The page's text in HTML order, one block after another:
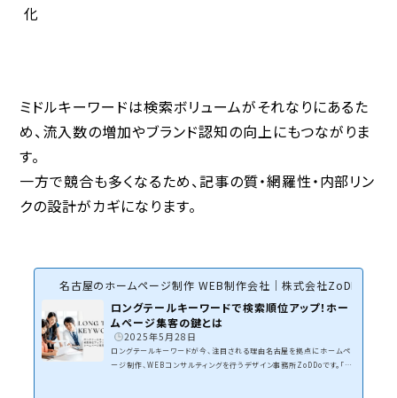
化
ミドルキーワードは検索ボリュームがそれなりにあるた
め、流入数の増加やブランド認知の向上にもつながりま
す。
一方で競合も多くなるため、記事の質・網羅性・内部リン
クの設計がカギになります。
名古屋のホームページ制作 WEB制作会社｜株式会社ZoDDo
ロングテールキーワードで検索順位アップ！ホー
ムページ集客の鍵とは
2025年5月28日
ロングテールキーワードが今、注目される理由名古屋を拠点にホームペ
ージ制作、WEBコンサルティングを行うデザイン事務所ZoDDoです。「頑